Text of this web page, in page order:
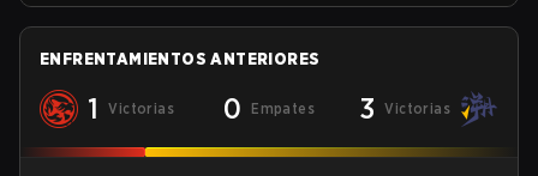
ENFRENTAMIENTOS ANTERIORES
1 Victorias 0 Empates 3 Victorias